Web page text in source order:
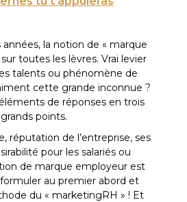
la notion de « marque
toutes les lèvres. Vrai levier
talents ou phénomène de
cette grande inconnue ?
de réponses en trois
grands points.
réputation de l’entreprise, ses
pour les salariés ou
de marque employeur est
au premier abord et
du « marketingRH » ! Et